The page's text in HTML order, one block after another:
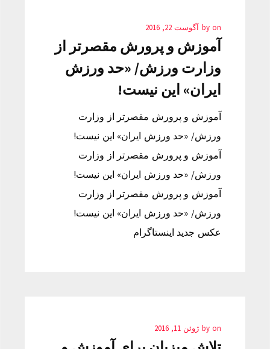
by on آگوست 22, 2016
آموزش و پرورش مقصرتر از
وزارت ورزش/ «حد ورزش
ایران» این نیست!
آموزش و پرورش مقصرتر از وزارت
ورزش/ «حد ورزش ایران» این نیست!
آموزش و پرورش مقصرتر از وزارت
ورزش/ «حد ورزش ایران» این نیست!
آموزش و پرورش مقصرتر از وزارت
ورزش/ «حد ورزش ایران» این نیست!
عکس جدید اینستاگرام
by on ژوئن 11, 2016